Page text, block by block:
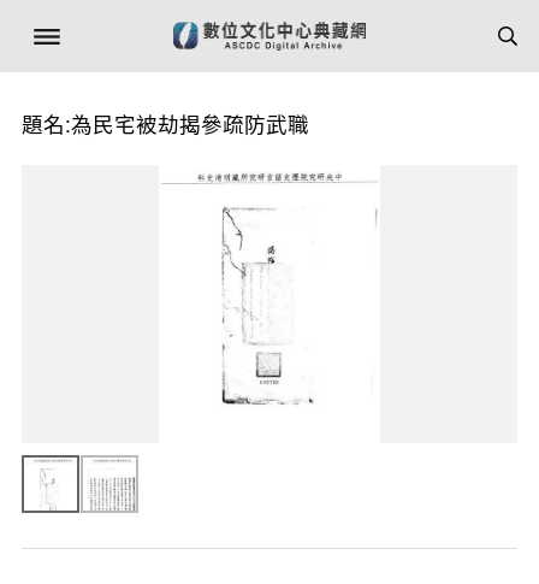
題名:為民宅被劫揭參疏防武職